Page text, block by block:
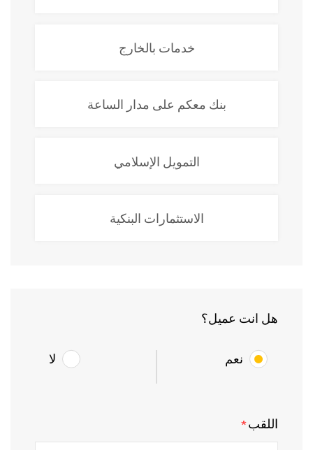
خدمات بالخارج
بنك معكم على مدار الساعة
التمويل الإسلامي
الاستثمارات البنكية
هل انت عميل؟
نعم لا
اللقب*